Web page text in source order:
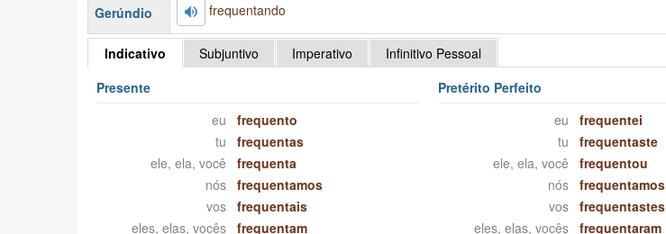
Gerúndio frequentando
Indicativo Subjuntivo Imperativo
Infinitivo Pessoal
Presente
eu
frequento
tu
frequentas
ele, ela, você
frequenta
nós
frequentamos
vos
frequentais
eles, elas, vocês
frequentam
Pretérito Perfeito
eu
frequentei
tu
frequentaste
ele, ela, você
frequentou
nós
frequentamos
vos
frequentastes
eles, elas, vocês
frequentaram